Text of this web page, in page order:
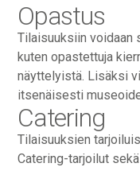
Opastus
Tilaisuuksiin voidaan
kuten opastettuja
näyttelyistä. Lisäksi
itsenäisesti
Catering
Tilaisuuksien
Catering-tarjoilut